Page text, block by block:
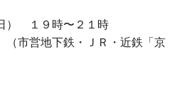
） １９時〜２１時
市営地下鉄・ＪＲ・近鉄「京